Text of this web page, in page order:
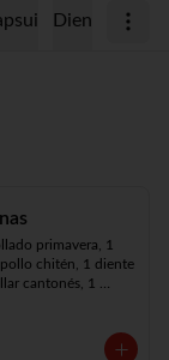
Diente De
primavera, 1
chitén, 1 diente
cantonés, 1